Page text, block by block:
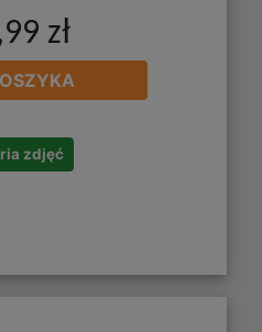
zł
zdjęć